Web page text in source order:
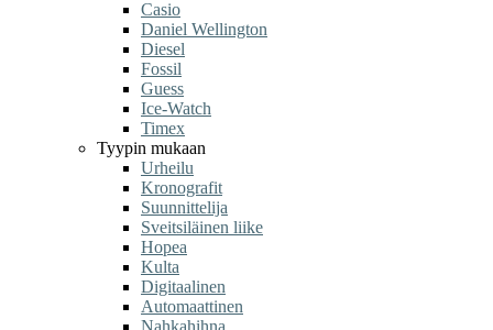
Casio
Daniel Wellington
Diesel
Fossil
Guess
Ice-Watch
Timex
Tyypin mukaan
Urheilu
Kronografit
Suunnittelija
Sveitsiläinen liike
Hopea
Kulta
Digitaalinen
Automaattinen
Nahkahihna